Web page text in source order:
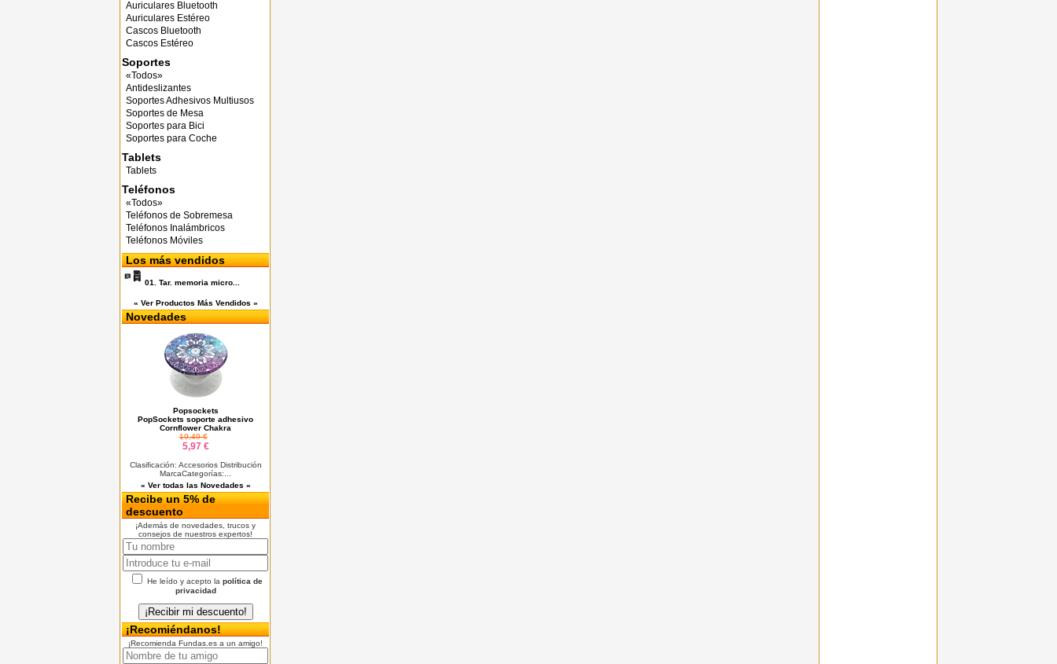
Auriculares Bluetooth
Auriculares Estéreo
Cascos Bluetooth
Cascos Estéreo
Soportes
«Todos»
Antideslizantes
Soportes Adhesivos Multiusos
Soportes de Mesa
Soportes para Bici
Soportes para Coche
Tablets
Tablets
Teléfonos
«Todos»
Teléfonos de Sobremesa
Teléfonos Inalámbricos
Teléfonos Móviles
Los más vendidos
01. Tar. memoria micro...
« Ver Productos Más Vendidos »
Novedades
Popsockets
PopSockets soporte adhesivo
Cornflower Chakra
19,49 €
5,97 €
Clasificación: Accesorios Distribución
MarcaCategorías:...
« Ver todas las Novedades »
Recibe un 5% de
descuento
¡Además de novedades, trucos y
consejos de nuestros expertos!
He leído y acepto la política de
privacidad
¡Recomiéndanos!
¡Recomienda Fundas.es a un amigo!